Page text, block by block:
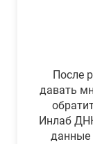
После
давать
Инлаб
данные